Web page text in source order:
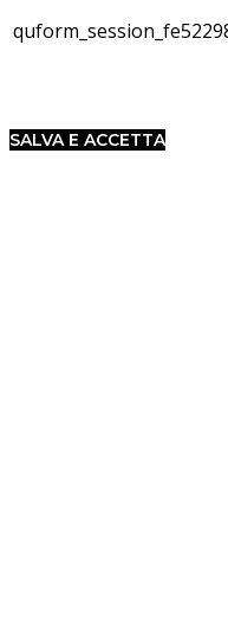
SALVA E ACCETTA